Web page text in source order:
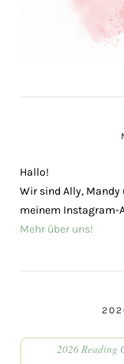
Hallo!
Wir sind Ally, Mandy
meinem Instagram-
Mehr über uns!
2026 Reading